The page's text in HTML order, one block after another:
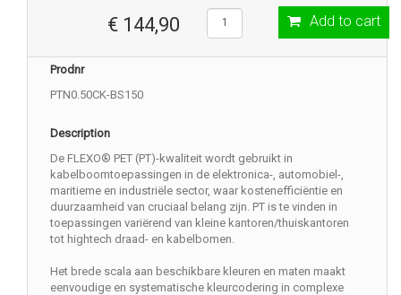
€ 144,90 Add to cart
Prodnr
PTN0.50CK-BS150
Description
De FLEXO® PET (PT)-kwaliteit wordt gebruikt in
kabelboomtoepassingen in de elektronica-, automobiel-,
maritieme en industriële sector, waar kostenefficiëntie en
duurzaamheid van cruciaal belang zijn. PT is te vinden in
toepassingen variërend van kleine kantoren/thuiskantoren
tot hightech draad- en kabelbomen.
Het brede scala aan beschikbare kleuren en maten maakt
eenvoudige en systematische kleurcodering in complexe